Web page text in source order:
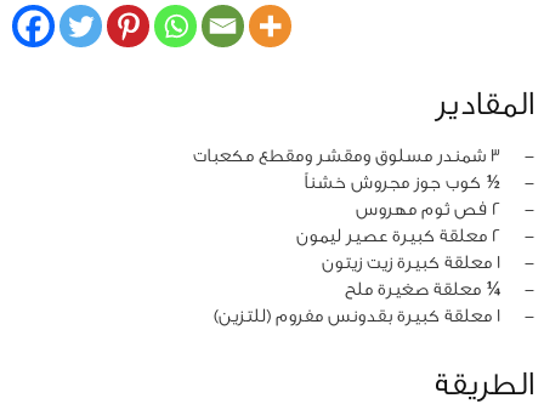
المقادير
‏-
3 شمندر مسلوق ومقشر ومقطع مكعبات
‏-
½ كوب جوز مجروش خشناً
‏-
2 فص ثوم مهروس
‏-
2 معلقة كبيرة عصير ليمون
‏-
1 معلقة كبيرة زيت زيتون
‏-
¼ معلقة صغيرة ملح
‏-
1 معلقة كبيرة بقدونس مفروم (للتزين)
الطريقة